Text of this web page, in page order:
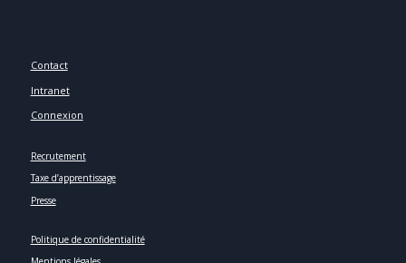
Contact
Intranet
Connexion
Recrutement
Taxe d’apprentissage
Presse
Politique de confidentialité